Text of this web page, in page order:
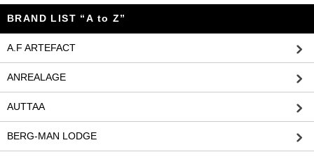
BRAND LIST “A to Z”
A.F ARTEFACT
ANREALAGE
AUTTAA
BERG-MAN LODGE